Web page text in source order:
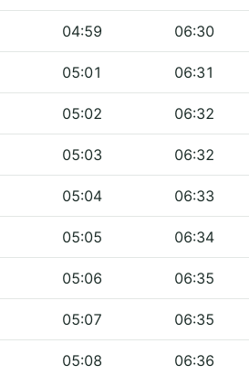
04:59 06:30
05:01 06:31
05:02 06:32
05:03 06:32
05:04 06:33
05:05 06:34
05:06 06:35
05:07 06:35
05:08 06:36